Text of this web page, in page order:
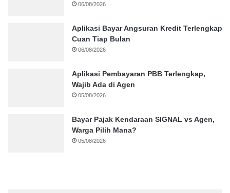
06/08/2026
Aplikasi Bayar Angsuran Kredit Terlengkap
Cuan Tiap Bulan
06/08/2026
Aplikasi Pembayaran PBB Terlengkap,
Wajib Ada di Agen
05/08/2026
Bayar Pajak Kendaraan SIGNAL vs Agen,
Warga Pilih Mana?
05/08/2026